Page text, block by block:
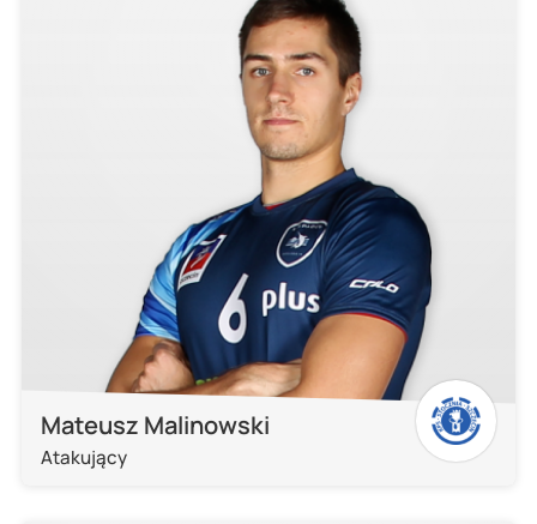
Mateusz Malinowski
Atakujący